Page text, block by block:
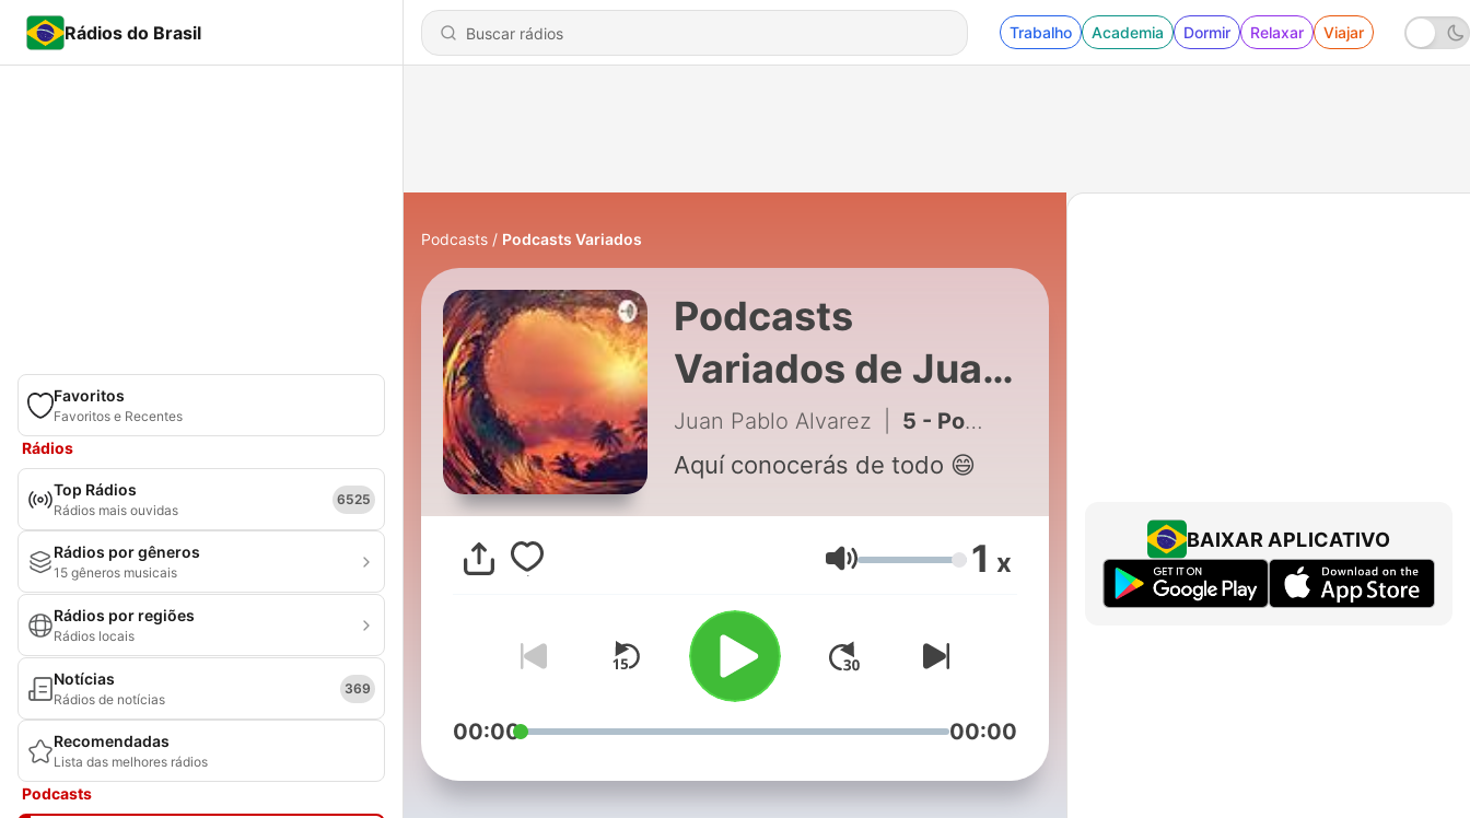
Rádios do Brasil Trabalho Academia Dormir Relaxar Viajar
Favoritos
Favoritos e Recentes
Rádios
Top Rádios
Rádios mais ouvidas
6525
Rádios por gêneros
15 gêneros musicais
Rádios por regiões
Rádios locais
Notícias
Rádios de notícias
369
Recomendadas
Lista das melhores rádios
Podcasts
Podcasts Podcasts Variados
Podcasts
Variados de Juan
Pablo Alvarez
Juan Pablo Alvarez 5 - Podcast Los Tres Cerditos
Aquí conocerás de todo 😄
Volume 1 x
00:00 00:00
BAIXAR APLICATIVO